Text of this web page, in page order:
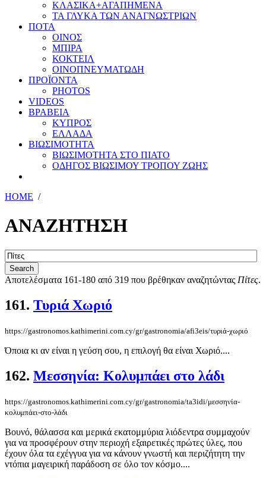
ΚΛΑΣΙΚΑ+ΑΓΑΠΗΜΕΝΑ
ΤΑ ΓΛΥΚΑ ΤΩΝ ΑΝΑΓΝΩΣΤΡΙΩΝ
ΠΟΤΑ
ΟΙΝΟΣ
ΜΠΙΡΑ
ΚΟΚΤΕΙΛ
ΟΙΝΟΠΝΕΥΜΑΤΩΔΗ
ΠΡΟΪΟΝΤΑ
PHOTOS
VIDEOS
ΒΡΑΒΕΙΑ
ΚΥΠΡΟΣ
ΕΛΛΑΔΑ
ΒΙΩΣΙΜΟΤΗΤΑ
ΒΙΩΣΙΜΟΤΗΤΑ ΣΤΟ ΠΙΑΤΟ
ΟΔΗΓΟΣ ΒΙΩΣΙΜΟΥ ΤΡΟΠΟΥ ΖΩΗΣ
HOME /
ΑΝΑΖΗΤΗΣΗ
Αποτελέσματα 161-180 από 319 που βρέθηκαν αναζητώντας Πίτες.
161. Τυριά Χωριό
https://gastronomos.kathimerini.com.cy/gr/gastronomia/afi3eis/τυριά-χωριό
Όποια κι αν είναι η γεύση σου, η επιλογή θα είναι Χωριό....
162. Μεσσηνία: Κολυμπάει στο λάδι
https://gastronomos.kathimerini.com.cy/gr/gastronomia/ta3idi/μεσσηνία-
κολυμπάει-στο-λάδι
Βουνό, θάλασσα και μερικά εκατομμύρια λιόδεντρα συμμαχούν
για να προσφέρουν στην περιοχή εξαιρετικές πρώτες ύλες, που
έχουν όλα τα εχέγγυα για να κάνουν γνωστή και περιζήτητη την
ντόπια μαγειρική παράδοση σε όλο τον κόσμο....